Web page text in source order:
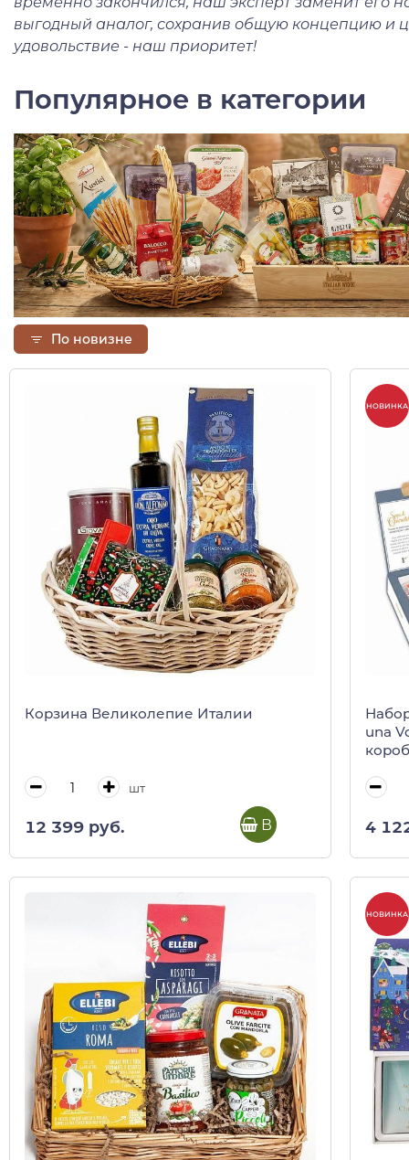
выгодный аналог, сохранив общую концепцию и
удовольствие - наш приоритет!
Популярное в категории
По новизне
Корзина Великолепие Италии
шт
12 399 руб. В корзину
НОВИНКА
una
4
НОВИНКА